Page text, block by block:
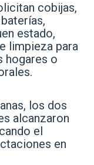
cobijas,
estado,
limpieza para
hogares o
los dos
alcanzaron
el
en